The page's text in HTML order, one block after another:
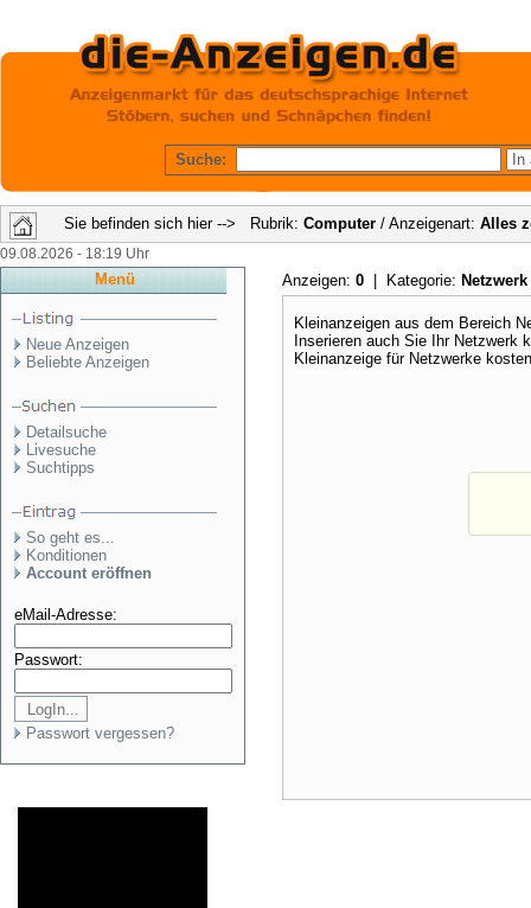
Suche:
Sie befinden sich hier --> Rubrik: Computer / Anzeigenart: Alles
09.08.2026 - 18:19 Uhr
Menü
Neue Anzeigen
Beliebte Anzeigen
Detailsuche
Livesuche
Suchtipps
So geht es...
Konditionen
Account eröffnen
eMail-Adresse:
Passwort:
Passwort vergessen?
Anzeigen: 0 | Kategorie: Netzwerk
Kleinanzeigen aus dem Bereich
Inserieren auch Sie Ihr Netzwerk
Kleinanzeige für Netzwerke